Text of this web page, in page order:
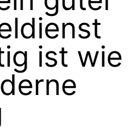
ist wie